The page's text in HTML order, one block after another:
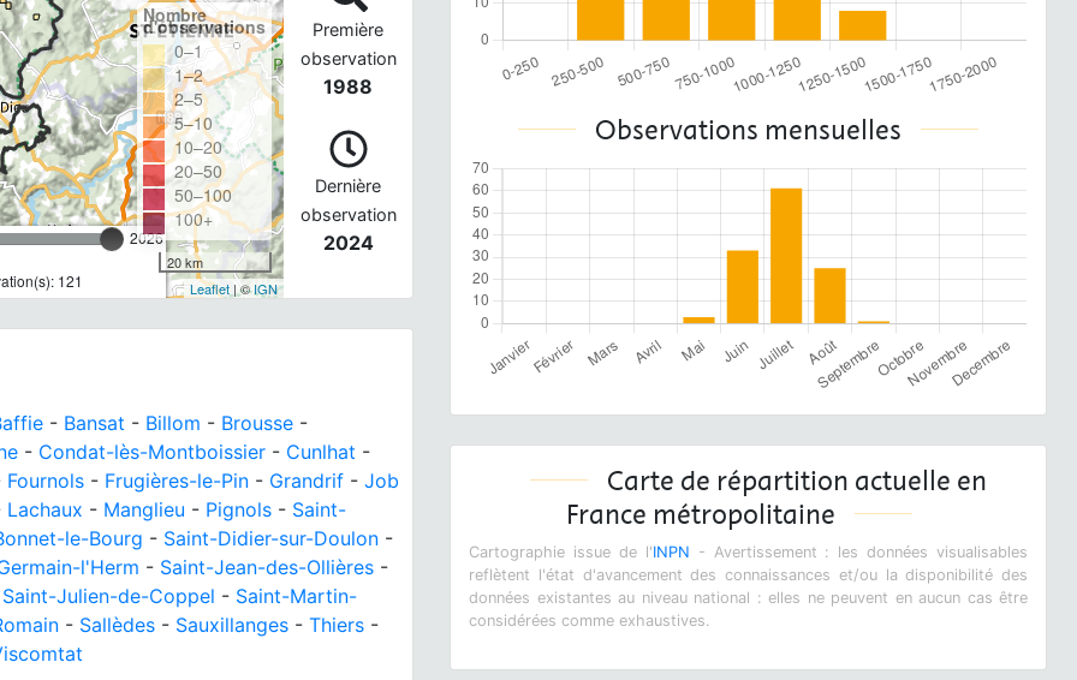
2026
121
Nombre
d'observations
0–1
1–2
2–5
5–10
10–20
20–50
50–100
100+
20 km
Leaflet| ©IGN
Première
observation
1988
Dernière
observation
2024
- Bansat - Billom - Brousse -
- Condat-lès-Montboissier - Cunlhat -
Fournols - Frugières-le-Pin - Grandrif - Job
Lachaux - Manglieu - Pignols - Saint-
le-Bourg - Saint-Didier-sur-Doulon -
l'Herm - Saint-Jean-des-Ollières -
Saint-Julien-de-Coppel - Saint-Martin-
- Sallèdes - Sauxillanges - Thiers -
Observations mensuelles
Carte de répartition actuelle en
France métropolitaine
Cartographie issue de l'INPN - Avertissement : les données visualisables
reflètent l'état d'avancement des connaissances et/ou la disponibilité des
données existantes au niveau national : elles ne peuvent en aucun cas être
considérées comme exhaustives.